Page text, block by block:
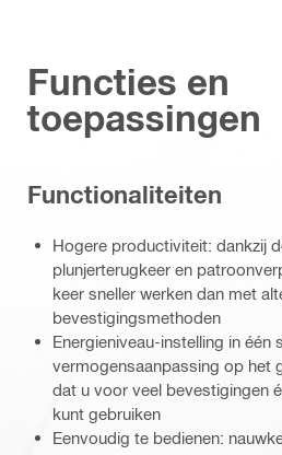
Functies en
toepassingen
Functionaliteiten
Hogere productiviteit: dankzij
plunjerterugkeer en
keer sneller werken dan met
bevestigingsmethoden
Energieniveau-instelling in één
vermogensaanpassing op het
dat u voor veel bevestigingen
kunt gebruiken
Eenvoudig te bedienen: